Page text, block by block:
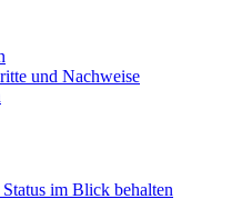
und Nachweise
im Blick behalten